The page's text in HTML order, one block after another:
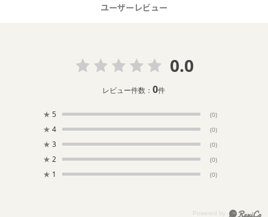
ユーザーレビュー
0.0
レビュー件数：0件
★ 5 (0)
★ 4 (0)
★ 3 (0)
★ 2 (0)
★ 1 (0)